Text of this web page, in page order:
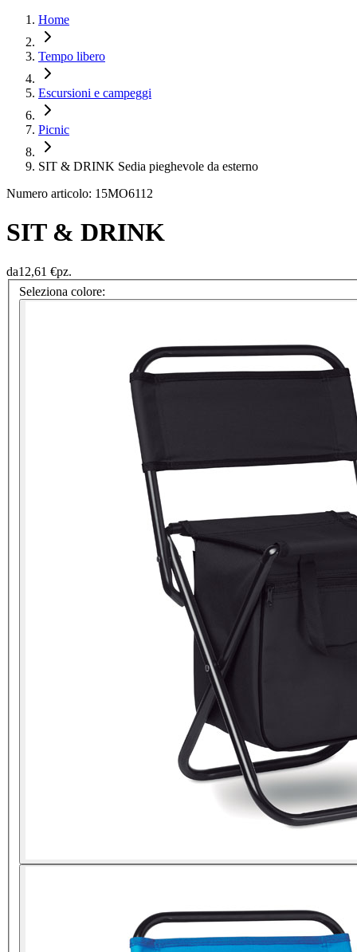
Home
Tempo libero
Escursioni e campeggi
Picnic
SIT & DRINK Sedia pieghevole da esterno
Numero articolo: 15MO6112
SIT & DRINK
da12,61 €pz.
Seleziona colore: